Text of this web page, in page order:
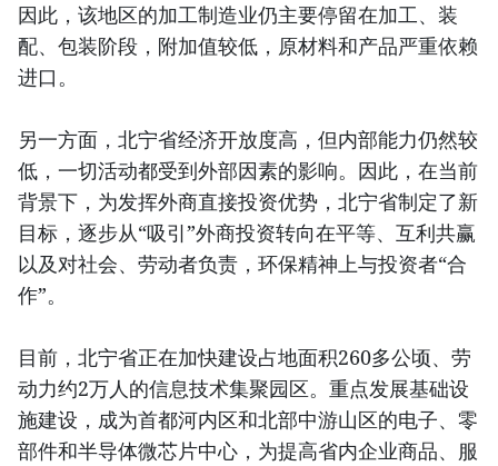
因此，该地区的加工制造业仍主要停留在加工、装
配、包装阶段，附加值较低，原材料和产品严重依赖
进口。
另一方面，北宁省经济开放度高，但内部能力仍然较
低，一切活动都受到外部因素的影响。因此，在当前
背景下，为发挥外商直接投资优势，北宁省制定了新
目标，逐步从“吸引”外商投资转向在平等、互利共赢
以及对社会、劳动者负责，环保精神上与投资者“合
作”。
目前，北宁省正在加快建设占地面积260多公顷、劳
动力约2万人的信息技术集聚园区。重点发展基础设
施建设，成为首都河内区和北部中游山区的电子、零
部件和半导体微芯片中心，为提高省内企业商品、服